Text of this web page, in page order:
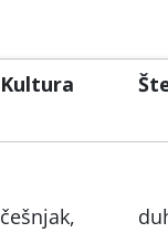
Kultura
češnjak,